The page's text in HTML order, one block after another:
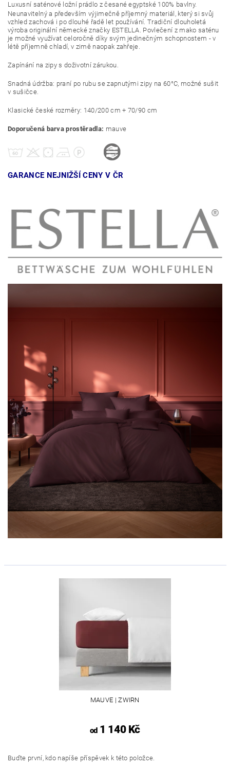
Luxusní saténové ložní prádlo z česané egyptské 100% bavlny.
Neunavitelný a především výjimečně příjemný materiál, který si svůj
vzhled zachová i po dlouhé řadě let používání. Tradiční dlouholetá
výroba originální německé značky ESTELLA. Povlečení z mako saténu
je možné využívat celoročně díky svým jedinečným schopnostem - v
létě příjemně chladí, v zimě naopak zahřeje.
Zapínání na zipy s doživotní zárukou.
Snadná údržba: praní po rubu se zapnutými zipy na 60°C, možné sušit
v sušičce.
Klasické české rozměry: 140/200 cm + 70/90 cm
Doporučená barva prostěradla: mauve
GARANCE NEJNIŽŠÍ CENY V ČR
MAUVE | ZWIRN
od1 140 Kč
Buďte první, kdo napíše příspěvek k této položce.